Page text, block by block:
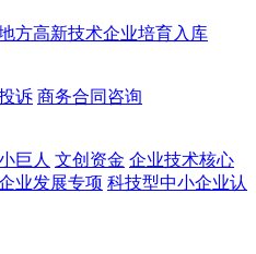
方高新技术企业培育入库
诉 商务合同咨询
巨人 文创资金 企业技术核心
业发展专项 科技型中小企业认